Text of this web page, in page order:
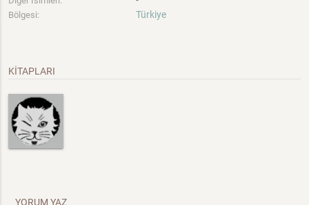
Bölgesi: Türkiye
KİTAPLARI
YORUM YAZ